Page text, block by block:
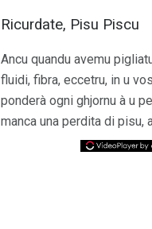
Ricurdate, Pisu Piscu
Ancu quandu avemu
fluidi, fibra, eccetru, in u
ponderà ogni ghjornu à u
manca una perdita di pisu,